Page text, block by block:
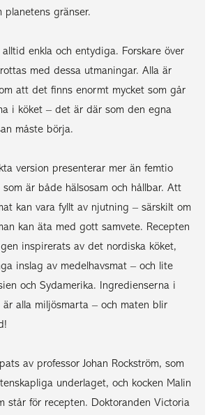
planetens gränser.
enkla och entydiga. Forskare över
med dessa utmaningar. Alla är
att det finns enormt mycket som går
i köket – det är där som den egna
måste börja.
version presenterar mer än femtio
är både hälsosam och hållbar. Att
kan vara fyllt av njutning – särskilt om
kan äta med gott samvete. Recepten
inspirerats av det nordiska köket,
inslag av medelhavsmat – och lite
och Sydamerika. Ingredienserna i
är alla miljösmarta – och maten blir
av professor Johan Rockström, som
underlaget, och kocken Malin
står för recepten. Doktoranden Victoria